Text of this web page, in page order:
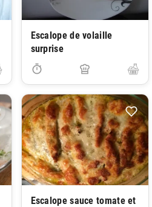
Escalope de volaille
surprise
Escalope sauce tomate et